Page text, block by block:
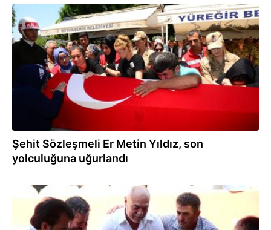
27.07.2019
Şehit Sözleşmeli Er Metin Yıldız, son
yolculuğuna uğurlandı
26.07.2019